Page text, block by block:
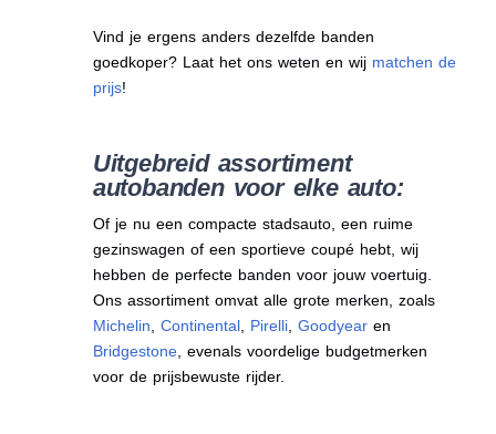
Vind je ergens anders dezelfde banden
goedkoper? Laat het ons weten en wij matchen de
prijs!
Uitgebreid assortiment
autobanden voor elke auto:
Of je nu een compacte stadsauto, een ruime
gezinswagen of een sportieve coupé hebt, wij
hebben de perfecte banden voor jouw voertuig.
Ons assortiment omvat alle grote merken, zoals
Michelin, Continental, Pirelli, Goodyearen
Bridgestone, evenals voordelige budgetmerken
voor de prijsbewuste rijder.